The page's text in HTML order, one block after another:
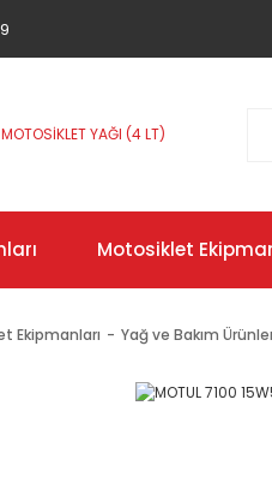
Motosiklet
Ekipmanları Yağ ve Bakım